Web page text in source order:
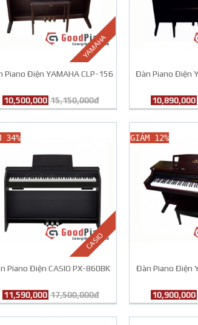
YAMAHA
Piano Điện YAMAHA CLP-156
10,500,000 15,150,000đ
Đàn Piano Điện
10,890,000
CASIO
34%
Piano Điện CASIO PX-860BK
11,590,000 17,500,000đ
GIẢM 12%
Đàn Piano Điện
10,900,000